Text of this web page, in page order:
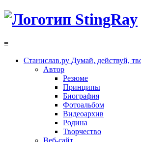
≡
Станислав.ру Думай, действуй,
Автор
Резюме
Принципы
Биография
Фотоальбом
Видеоархив
Родина
Творчество
Веб-сайт